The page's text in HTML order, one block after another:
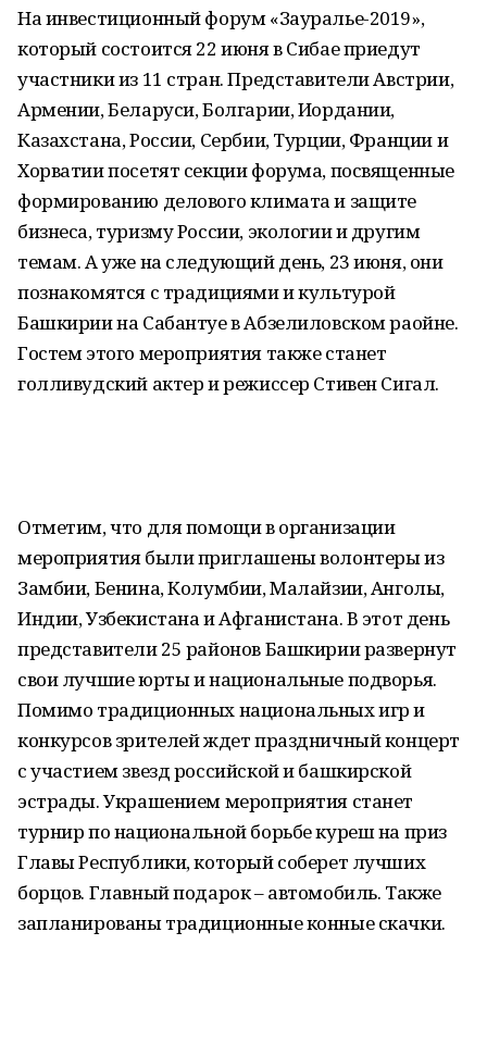
На инвестиционный форум «Зауралье-2019»,
который состоится 22 июня в Сибае приедут
участники из 11 стран. Представители Австрии,
Армении, Беларуси, Болгарии, Иордании,
Казахстана, России, Сербии, Турции, Франции и
Хорватии посетят секции форума, посвященные
формированию делового климата и защите
бизнеса, туризму России, экологии и другим
темам. А уже на следующий день, 23 июня, они
познакомятся с традициями и культурой
Башкирии на Сабантуе в Абзелиловском раойне.
Гостем этого мероприятия также станет
голливудский актер и режиссер Стивен Сигал.
Отметим, что для помощи в организации
мероприятия были приглашены волонтеры из
Замбии, Бенина, Колумбии, Малайзии, Анголы,
Индии, Узбекистана и Афганистана. В этот день
представители 25 районов Башкирии развернут
свои лучшие юрты и национальные подворья.
Помимо традиционных национальных игр и
конкурсов зрителей ждет праздничный концерт
с участием звезд российской и башкирской
эстрады. Украшением мероприятия станет
турнир по национальной борьбе куреш на приз
Главы Республики, который соберет лучших
борцов. Главный подарок – автомобиль. Также
запланированы традиционные конные скачки.